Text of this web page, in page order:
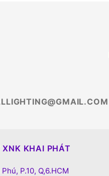
KHAI PHÁT
P.10, Q,6.HCM